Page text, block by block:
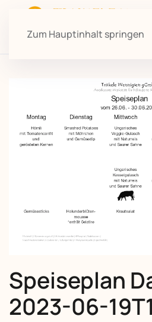
Zum Hauptinhalt springen
Speiseplan
2023-06-